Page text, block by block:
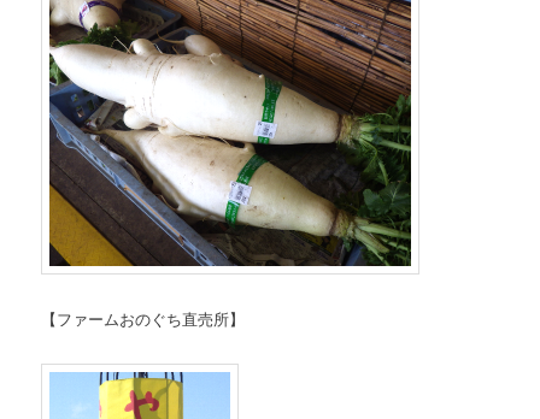
【ファームおのぐち直売所】